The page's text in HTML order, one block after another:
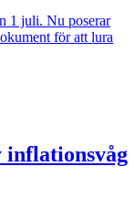
1 juli. Nu poserar
för att lura
inflationsvåg